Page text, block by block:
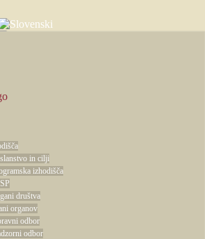
in cilji
izhodišča
društva
organov
odbor
odbor